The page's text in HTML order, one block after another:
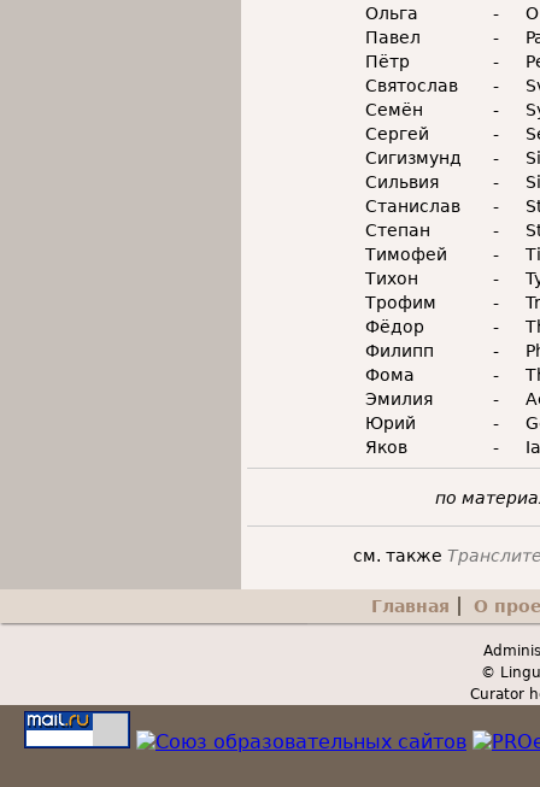
Ольга
-
Павел
-
Пётр
-
Святослав
-
Семён
-
Сергей
-
Сигизмунд
-
Сильвия
-
Станислав
-
Степан
-
Тимофей
-
Тихон
-
Трофим
-
Фёдор
-
Филипп
-
Фома
-
Эмилия
-
Юрий
-
Яков
-
по
см. также
Secondary menu Главная О
©
Curator